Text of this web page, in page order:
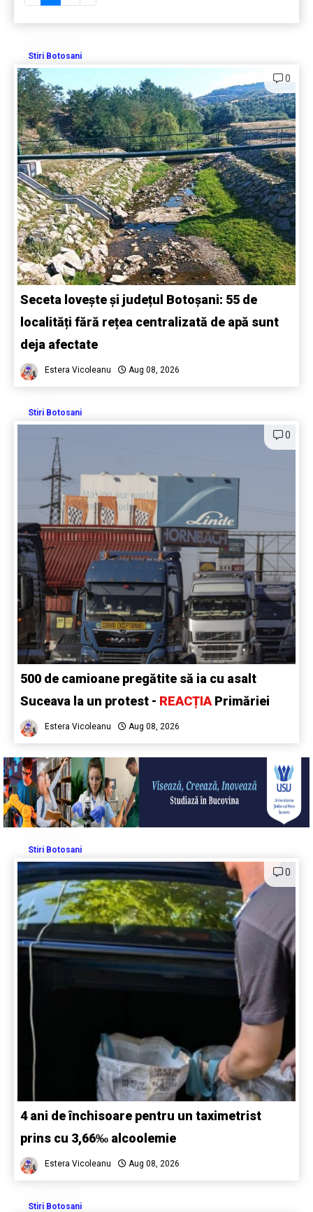
Stiri Botosani
0
Seceta lovește și județul Botoșani: 55 de
localități fără rețea centralizată de apă sunt
deja afectate
Estera Vicoleanu Aug 08, 2026
Stiri Botosani
0
500 de camioane pregătite să ia cu asalt
Suceava la un protest - REACȚIA Primăriei
Estera Vicoleanu Aug 08, 2026
Stiri Botosani
0
4 ani de închisoare pentru un taximetrist
prins cu 3,66‰ alcoolemie
Estera Vicoleanu Aug 08, 2026
Stiri Botosani